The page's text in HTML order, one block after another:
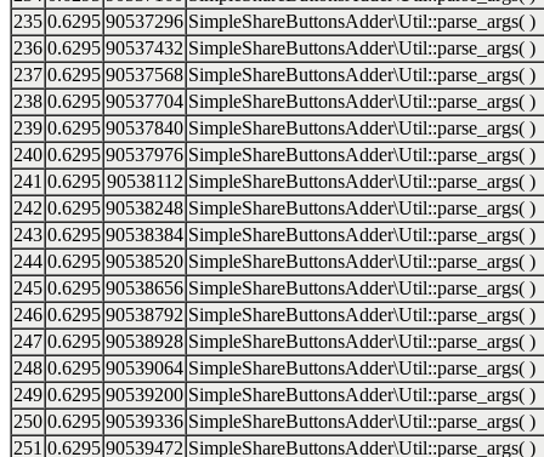
235 0.6295 90537296 SimpleShareButtonsAdder\Util::parse_args( )
236 0.6295 90537432 SimpleShareButtonsAdder\Util::parse_args( )
237 0.6295 90537568 SimpleShareButtonsAdder\Util::parse_args( )
238 0.6295 90537704 SimpleShareButtonsAdder\Util::parse_args( )
239 0.6295 90537840 SimpleShareButtonsAdder\Util::parse_args( )
240 0.6295 90537976 SimpleShareButtonsAdder\Util::parse_args( )
241 0.6295 90538112 SimpleShareButtonsAdder\Util::parse_args( )
242 0.6295 90538248 SimpleShareButtonsAdder\Util::parse_args( )
243 0.6295 90538384 SimpleShareButtonsAdder\Util::parse_args( )
244 0.6295 90538520 SimpleShareButtonsAdder\Util::parse_args( )
245 0.6295 90538656 SimpleShareButtonsAdder\Util::parse_args( )
246 0.6295 90538792 SimpleShareButtonsAdder\Util::parse_args( )
247 0.6295 90538928 SimpleShareButtonsAdder\Util::parse_args( )
248 0.6295 90539064 SimpleShareButtonsAdder\Util::parse_args( )
249 0.6295 90539200 SimpleShareButtonsAdder\Util::parse_args( )
250 0.6295 90539336 SimpleShareButtonsAdder\Util::parse_args( )
251 0.6295 90539472 SimpleShareButtonsAdder\Util::parse_args( )